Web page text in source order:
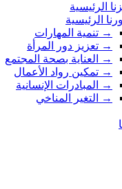
الرئيسية
الرئيسية
→ تنمية المهارات
→ تعزيز دور المرأة
→
العناية بصحة المجتمع
→ تمكين رواد الأعمال
→
المبادرات الإنسانية
→
التغير المناخي